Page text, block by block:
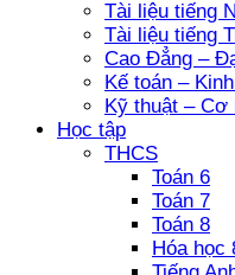
Tài liệu tiếng
Tài liệu tiếng
Cao Đẳng –
Kế toán –
Kỹ thuật – Cơ
Học tập
THCS
Toán 6
Toán 7
Toán 8
Hóa học